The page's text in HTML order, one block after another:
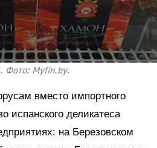
Фото: Myfin.by.
вместо импортного
испанского деликатеса
на Березовском